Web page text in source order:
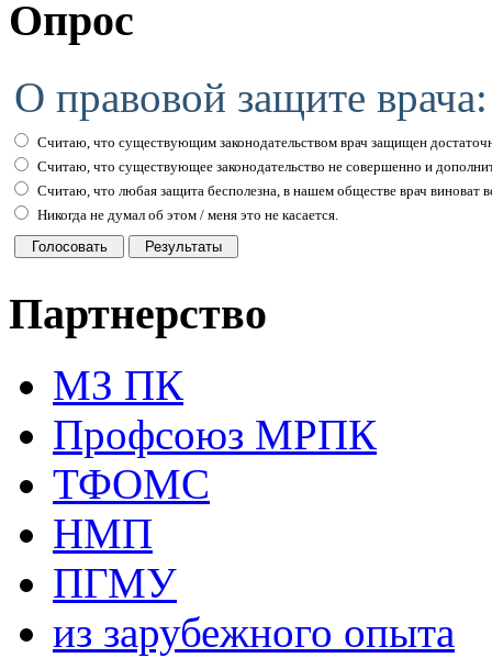
Опрос
О правовой защите врача:
Считаю, что существующим законодательством врач защищен
Считаю, что существующее законодательство не совершенно и
Считаю, что любая защита бесполезна, в нашем обществе врач виноват
Никогда не думал об этом / меня это не касается.
Партнерство
МЗ ПК
Профсоюз МРПК
ТФОМС
НМП
ПГМУ
из зарубежного опыта